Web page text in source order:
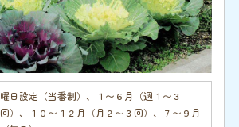
曜日設定（当番制）、１〜６月（週１〜３
回）、１０〜１２月（月２〜３回）、７〜９月